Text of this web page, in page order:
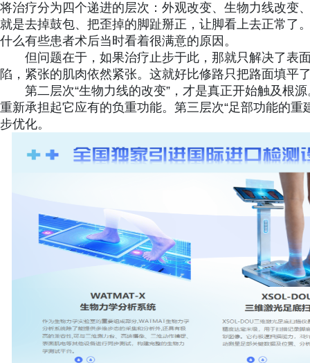
将治疗分为四个递进的层次：外观改变、生物力线改变
就是去掉鼓包、把歪掉的脚趾掰正，让脚看上去正常了
什么有些患者术后当时看着很满意的原因。
但问题在于，如果治疗止步于此，那就只解决了表
陷，紧张的肌肉依然紧张。这就好比修路只把路面填平
第二层次“生物力线的改变”，才是真正开始触及根
重新承担起它应有的负重功能。第三层次“足部功能的重
步优化。